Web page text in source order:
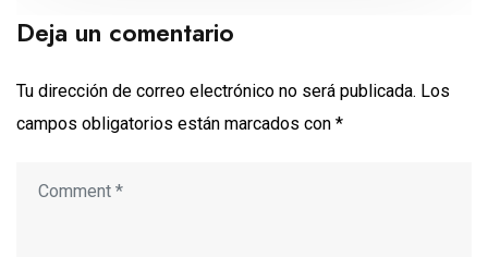
Deja un comentario
Tu dirección de correo electrónico no será publicada. Los
campos obligatorios están marcados con *